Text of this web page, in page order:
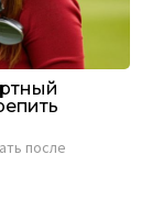
после